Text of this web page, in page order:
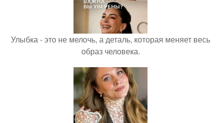
Улыбка - это не мелочь, а деталь, которая меняет весь
образ человека.